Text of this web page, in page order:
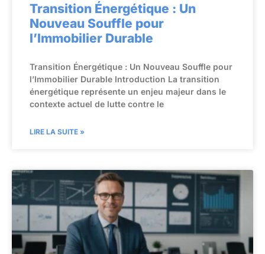
Transition Énergétique : Un
Nouveau Souffle pour
l’Immobilier Durable
Transition Énergétique : Un Nouveau Souffle pour
l’Immobilier Durable Introduction La transition
énergétique représente un enjeu majeur dans le
contexte actuel de lutte contre le
LIRE LA SUITE »